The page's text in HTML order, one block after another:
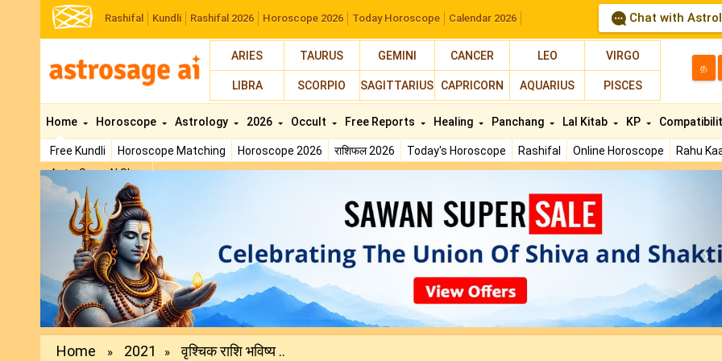
Rashifal Kundli Rashifal 2026 Horoscope 2026 Today Horoscope Calendar 2026 Chat with
ARIES TAURUS GEMINI CANCER LEO VIRGO
LIBRA SCORPIO SAGITTARIUS CAPRICORN AQUARIUS PISCES
த
Home
Free Kundli Horoscope Matching Horoscope 2026 राशिफल 2026 Today's Horoscope Rashifal Online Horoscope Rahu
AstroSage AI Shop
Horoscope Astrology 2026 Occult Free Reports Healing Panchang Lal Kitab KP
Previous
Home » 2021 » वृश्चिक राशि भविष्य ..